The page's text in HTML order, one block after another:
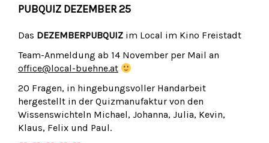
PUBQUIZ DEZEMBER 25
Das DEZEMBERPUBQUIZ im Local im Kino Freistadt
Team-Anmeldung ab 14 November per Mail an
office@local-buehne.at
20 Fragen, in hingebungsvoller Handarbeit
hergestellt in der Quizmanufaktur von den
Wissenswichteln Michael, Johanna, Julia, Kevin,
Klaus, Felix und Paul.